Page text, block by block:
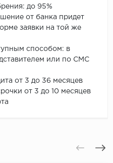
до 95%
от банка придет
заявки на той же
способом: в
или по СМС
от 3 до 36 месяцев
от 3 до 10 месяцев